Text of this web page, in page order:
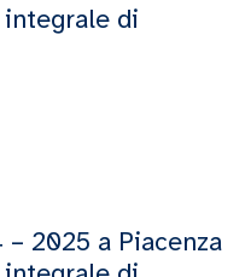
di
2025 a Piacenza